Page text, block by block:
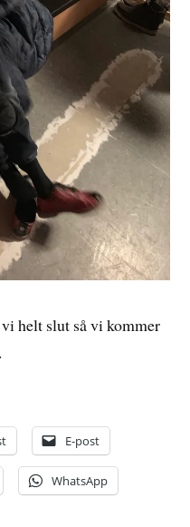
helt slut så vi kommer
E-post
WhatsApp